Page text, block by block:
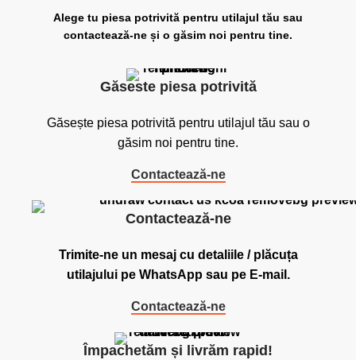
Alege tu piesa potrivită pentru utilajul tău sau
contactează-ne și o găsim noi pentru tine.
Găseste piesa potrivită
Găsește piesa potrivită pentru utilajul tău sau o
găsim noi pentru tine.
Contactează-ne
Contactează-ne
Trimite-ne un mesaj cu detaliile / plăcuța
utilajului pe WhatsApp sau pe E-mail.
Contactează-ne
Împachetăm și livrăm rapid!